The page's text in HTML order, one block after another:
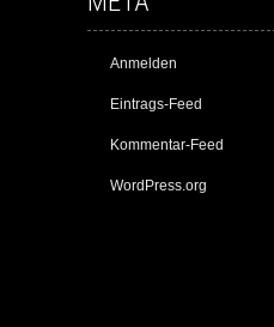
Anmelden
Eintrags-Feed
Kommentar-Feed
WordPress.org